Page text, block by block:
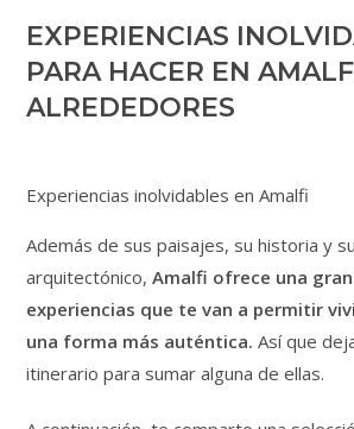
EXPERIENCIAS
PARA HACER EN
ALREDEDORES
Experiencias inolvidables en Amalfi
Además de sus paisajes, su historia y
arquitectónico,Amalfi ofrece una
experiencias que te van a permitir
una forma más auténtica. Así que
itinerario para sumar alguna de ellas.